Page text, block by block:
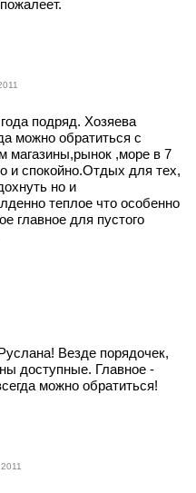
подряд. Хозяева
можно обратиться с
магазины,рынок ,море в 7
и спокойно.Отдых для тех,
но и
теплое что особенно
главное для пустого
Везде порядочек,
доступные. Главное -
можно обратиться!